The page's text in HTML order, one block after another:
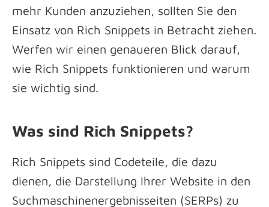
mehr Kunden anzuziehen, sollten Sie den
Einsatz von Rich Snippets in Betracht ziehen.
Werfen wir einen genaueren Blick darauf,
wie Rich Snippets funktionieren und warum
sie wichtig sind.
Was sind Rich Snippets?
Rich Snippets sind Codeteile, die dazu
dienen, die Darstellung Ihrer Website in den
Suchmaschinenergebnisseiten (SERPs) zu